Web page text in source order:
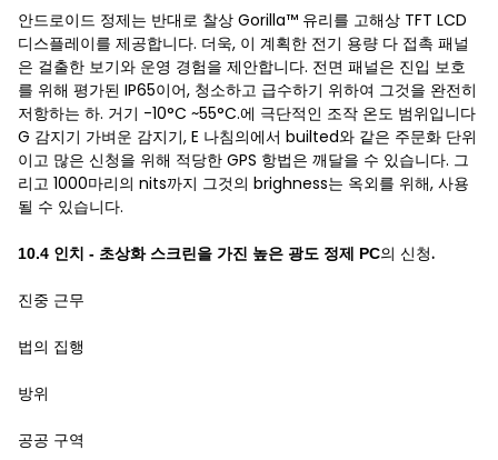
안드로이드 정제는 반대로 찰상 Gorilla™ 유리를 고해상 TFT LCD
디스플레이를 제공합니다. 더욱, 이 계획한 전기 용량 다 접촉 패널
은 걸출한 보기와 운영 경험을 제안합니다. 전면 패널은 진입 보호
를 위해 평가된 IP65이어, 청소하고 급수하기 위하여 그것을 완전히
저항하는 하. 거기 -10°C ~55°C.에 극단적인 조작 온도 범위입니다
G 감지기 가벼운 감지기, E 나침의에서 builted와 같은 주문화 단위
이고 많은 신청을 위해 적당한 GPS 항법은 깨달을 수 있습니다. 그
리고 1000마리의 nits까지 그것의 brighness는 옥외를 위해, 사용
될 수 있습니다.
10.4 인치 - 초상화 스크린을 가진 높은 광도 정제 PC의 신청.
진중 근무
법의 집행
방위
공공 구역